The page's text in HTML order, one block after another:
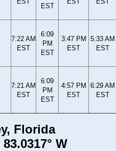
EST
7:22 AM
EST
6:09
PM
EST
3:47 PM
EST
5:33 AM
EST
7:21 AM
EST
6:09
PM
EST
4:57 PM
EST
6:29 AM
EST
Florida
W